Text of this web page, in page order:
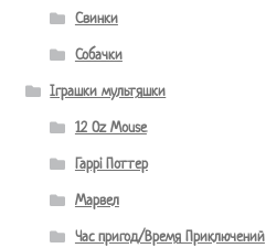
Свинки
Собачки
Іграшки мультяшки
12 Oz Mouse
Гаррі Поттер
Марвел
Час пригод/Время Приключений